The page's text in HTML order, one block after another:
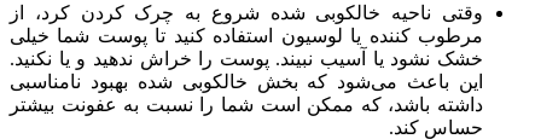
وقتی ناحیه خالکوبی شده شروع به چرک کردن کرد، از
مرطوب کننده یا لوسیون استفاده کنید تا پوست شما خیلی
خشک نشود یا آسیب نبیند. پوست را خراش ندهید و یا نکنید.
این باعث می‌شود که بخش خالکوبی شده بهبود نامناسبی
داشته باشد، که ممکن است شما را نسبت به عفونت بیشتر
حساس کند.